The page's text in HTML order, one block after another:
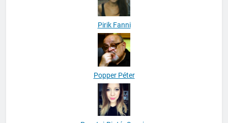
Pirik Fanni
Popper Péter